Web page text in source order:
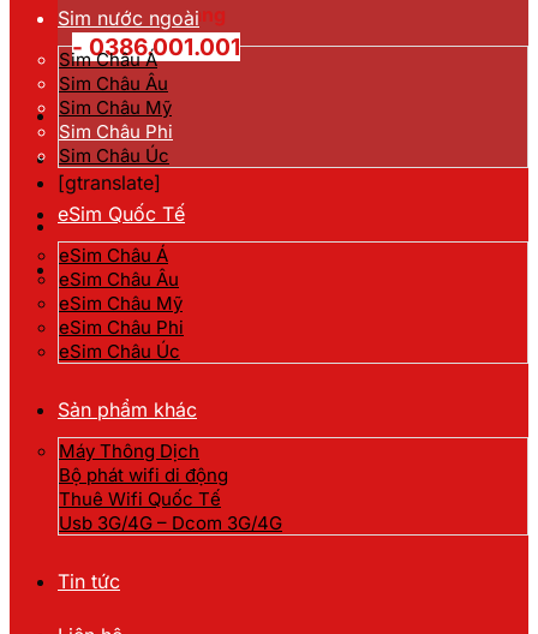
Hotline đặt hàng
- 0386.001.001
[gtranslate]
Sim nước ngoài
Sim Châu Á
Sim Châu Âu
Sim Châu Mỹ
Sim Châu Phi
Sim Châu Úc
eSim Quốc Tế
eSim Châu Á
eSim Châu Âu
eSim Châu Mỹ
eSim Châu Phi
eSim Châu Úc
Sản phẩm khác
Máy Thông Dịch
Bộ phát wifi di động
Thuê Wifi Quốc Tế
Usb 3G/4G – Dcom 3G/4G
Tin tức